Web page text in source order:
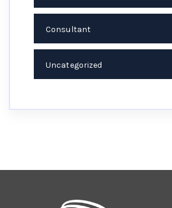
Consultant
Uncategorized